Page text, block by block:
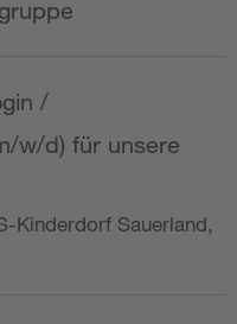
/
w/d) für unsere
Kinderdorf Sauerland,